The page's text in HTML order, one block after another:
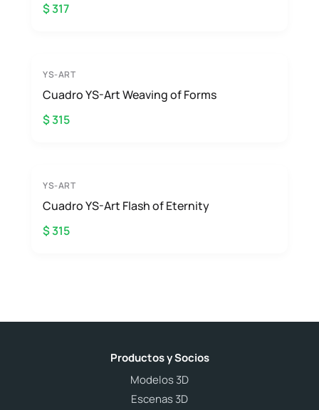
$ 317
YS-ART
Cuadro YS-Art Weaving of Forms
$ 315
YS-ART
Cuadro YS-Art Flash of Eternity
$ 315
Productos y Socios
Modelos 3D
Escenas 3D